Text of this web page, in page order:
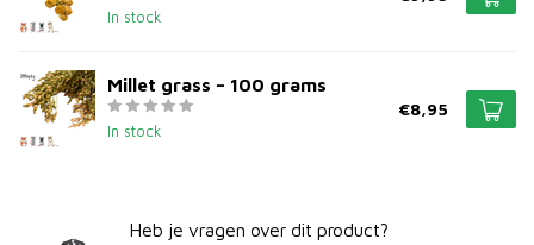
In stock
Millet grass – 100 grams
In stock
€8,95
Heb je vragen over dit product?